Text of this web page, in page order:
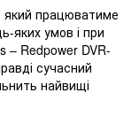
який працюватиме
яких умов і при
– Redpower DVR-
сучасний
найвищі